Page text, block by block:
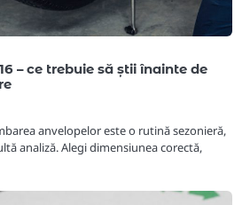
– ce trebuie să știi înainte de
anvelopelor este o rutină sezonieră,
analiză. Alegi dimensiunea corectă,